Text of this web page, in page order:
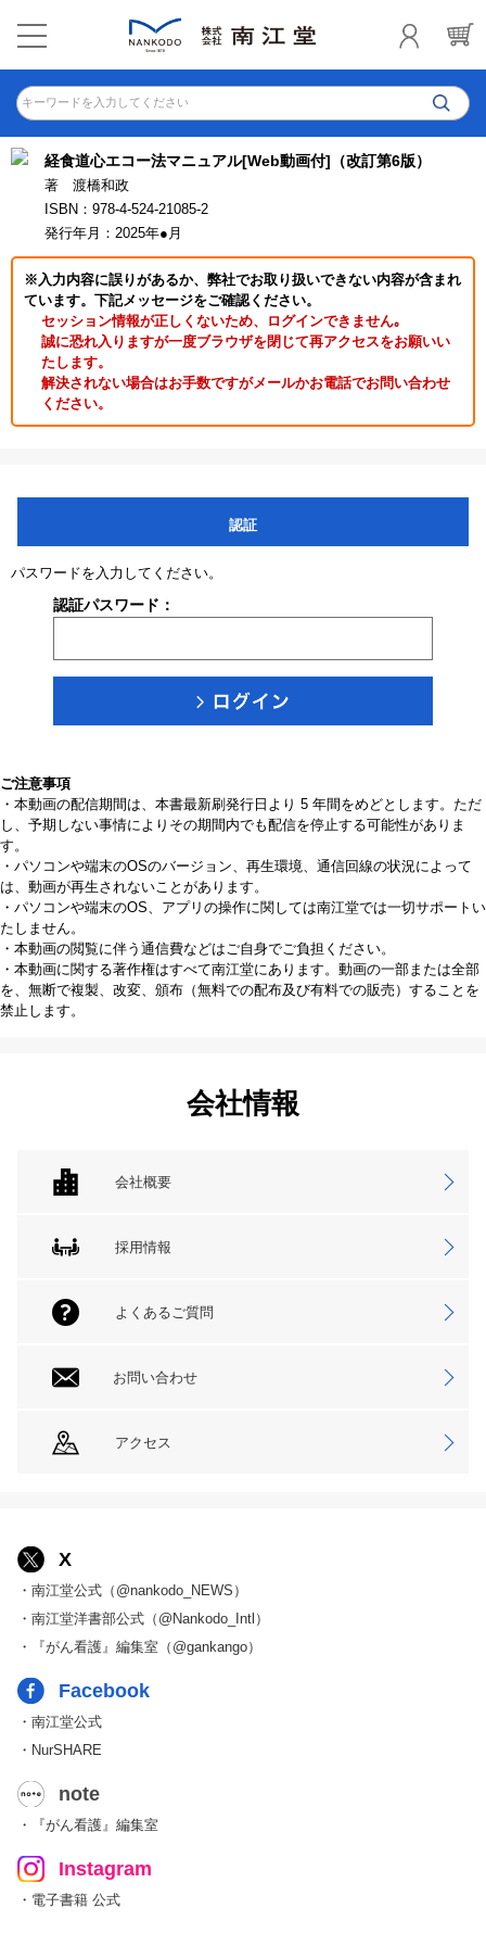
キーワードを入力してください
経食道心エコー法マニュアル[Web動画付]（改訂第6版）
著 渡橋和政
ISBN：978-4-524-21085-2
発行年月：2025年●月
※入力内容に誤りがあるか、弊社でお取り扱いできない内容が含まれ
ています。下記メッセージをご確認ください。
セッション情報が正しくないため、ログインできません｡
誠に恐れ入りますが一度ブラウザを閉じて再アクセスをお願いい
たします。
解決されない場合はお手数ですがメールかお電話でお問い合わせ
ください。
認証
パスワードを入力してください。
認証パスワード：
ご注意事項
・本動画の配信期間は、本書最新刷発行日より 5 年間をめどとします。ただ
し、予期しない事情によりその期間内でも配信を停止する可能性がありま
す。
・パソコンや端末のOSのバージョン、再生環境、通信回線の状況によって
は、動画が再生されないことがあります。
・パソコンや端末のOS、アプリの操作に関しては南江堂では一切サポートい
たしません。
・本動画の閲覧に伴う通信費などはご自身でご負担ください。
・本動画に関する著作権はすべて南江堂にあります。動画の一部または全部
を、無断で複製、改変、頒布（無料での配布及び有料での販売）することを
禁止します。
会社情報
会社概要
採用情報
よくあるご質問
お問い合わせ
アクセス
X
・南江堂公式（@nankodo_NEWS）
・南江堂洋書部公式（@Nankodo_Intl）
・『がん看護』編集室（@gankango）
Facebook
・南江堂公式
・NurSHARE
note
・『がん看護』編集室
Instagram
・電子書籍 公式